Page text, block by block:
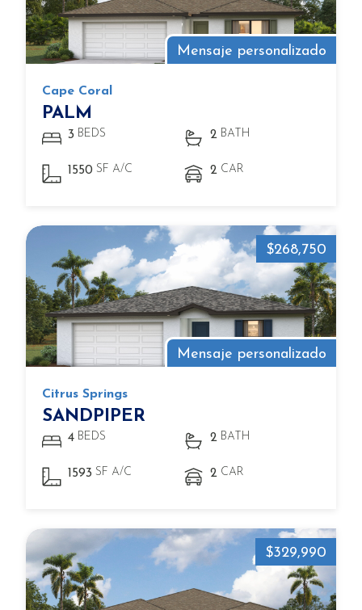
Mensaje personalizado
Cape Coral
PALM
3 BEDS 2 BATH
1550 SF A/C 2 CAR
Mensaje personalizado
$268,750
Citrus Springs
SANDPIPER
4 BEDS 2 BATH
1593 SF A/C 2 CAR
$329,990